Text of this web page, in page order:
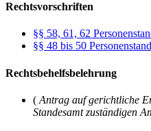
Rechtsvorschriften
§§ 58, 61, 62
§§ 48 bis 50
Rechtsbehelfsbelehrung
( Antrag auf gerichtliche
Standesamt zuständigen